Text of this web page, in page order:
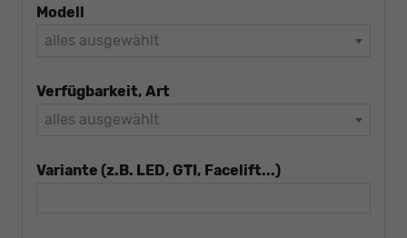
Modell
alles ausgewählt
Verfügbarkeit, Art
alles ausgewählt
Variante (z.B. LED, GTI, Facelift...)